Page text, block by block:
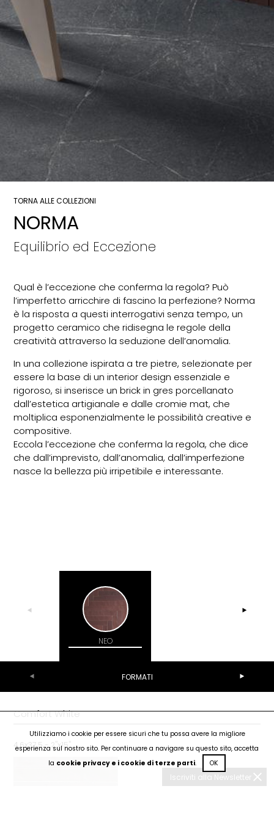
TORNA ALLE COLLEZIONI
NORMA
Equilibrio ed Eccezione
Qual è l’eccezione che conferma la regola? Può
l’imperfetto arricchire di fascino la perfezione? Norma
è la risposta a questi interrogativi senza tempo, un
progetto ceramico che ridisegna le regole della
creatività attraverso la seduzione dell’anomalia.
In una collezione ispirata a tre pietre, selezionate per
essere la base di un interior design essenziale e
rigoroso, si inserisce un brick in gres porcellanato
dall’estetica artigianale e dalle cromie mat, che
moltiplica esponenzialmente le possibilità creative e
compositive.
Eccola l’eccezione che conferma la regola, che dice
che dall’imprevisto, dall’anomalia, dall’imperfezione
nasce la bellezza più irripetibile e interessante.
NEO
FORMATI
Comfort White
4,6x37,5 - 2"x15"
Iscriviti alla Newsletter
Utilizziamo i cookie per essere sicuri che tu possa avere la migliore
esperienza sul nostro sito. Per continuare a navigare su questo sito, accetta
la cookie privacy e i cookie di terze parti. OK